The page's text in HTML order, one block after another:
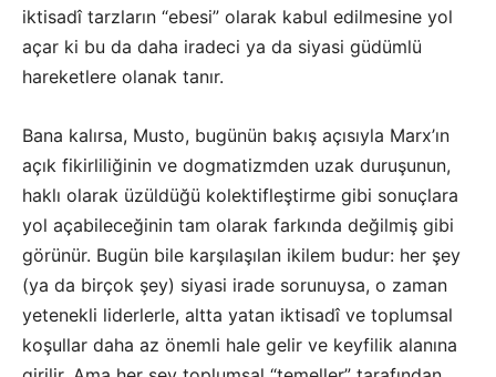
iktisadî tarzların “ebesi” olarak kabul edilmesine yol
açar ki bu da daha iradeci ya da siyasi güdümlü
hareketlere olanak tanır.
Bana kalırsa, Musto, bugünün bakış açısıyla Marx’ın
açık fikirliliğinin ve dogmatizmden uzak duruşunun,
haklı olarak üzüldüğü kolektifleştirme gibi sonuçlara
yol açabileceğinin tam olarak farkında değilmiş gibi
görünür. Bugün bile karşılaşılan ikilem budur: her şey
(ya da birçok şey) siyasi irade sorunuysa, o zaman
yetenekli liderlerle, altta yatan iktisadî ve toplumsal
koşullar daha az önemli hale gelir ve keyfilik alanına